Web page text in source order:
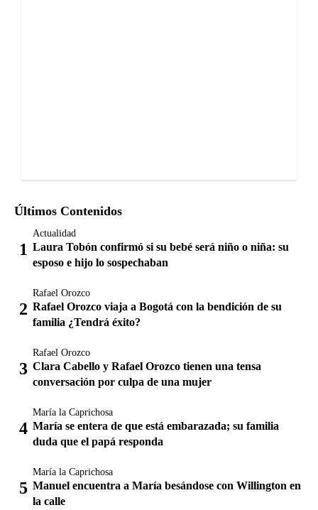
Últimos Contenidos
Actualidad
Laura Tobón confirmó si su bebé será niño o niña: su
esposo e hijo lo sospechaban
Rafael Orozco
Rafael Orozco viaja a Bogotá con la bendición de su
familia ¿Tendrá éxito?
Rafael Orozco
Clara Cabello y Rafael Orozco tienen una tensa
conversación por culpa de una mujer
María la Caprichosa
María se entera de que está embarazada; su familia
duda que el papá responda
María la Caprichosa
Manuel encuentra a María besándose con Willington en
la calle